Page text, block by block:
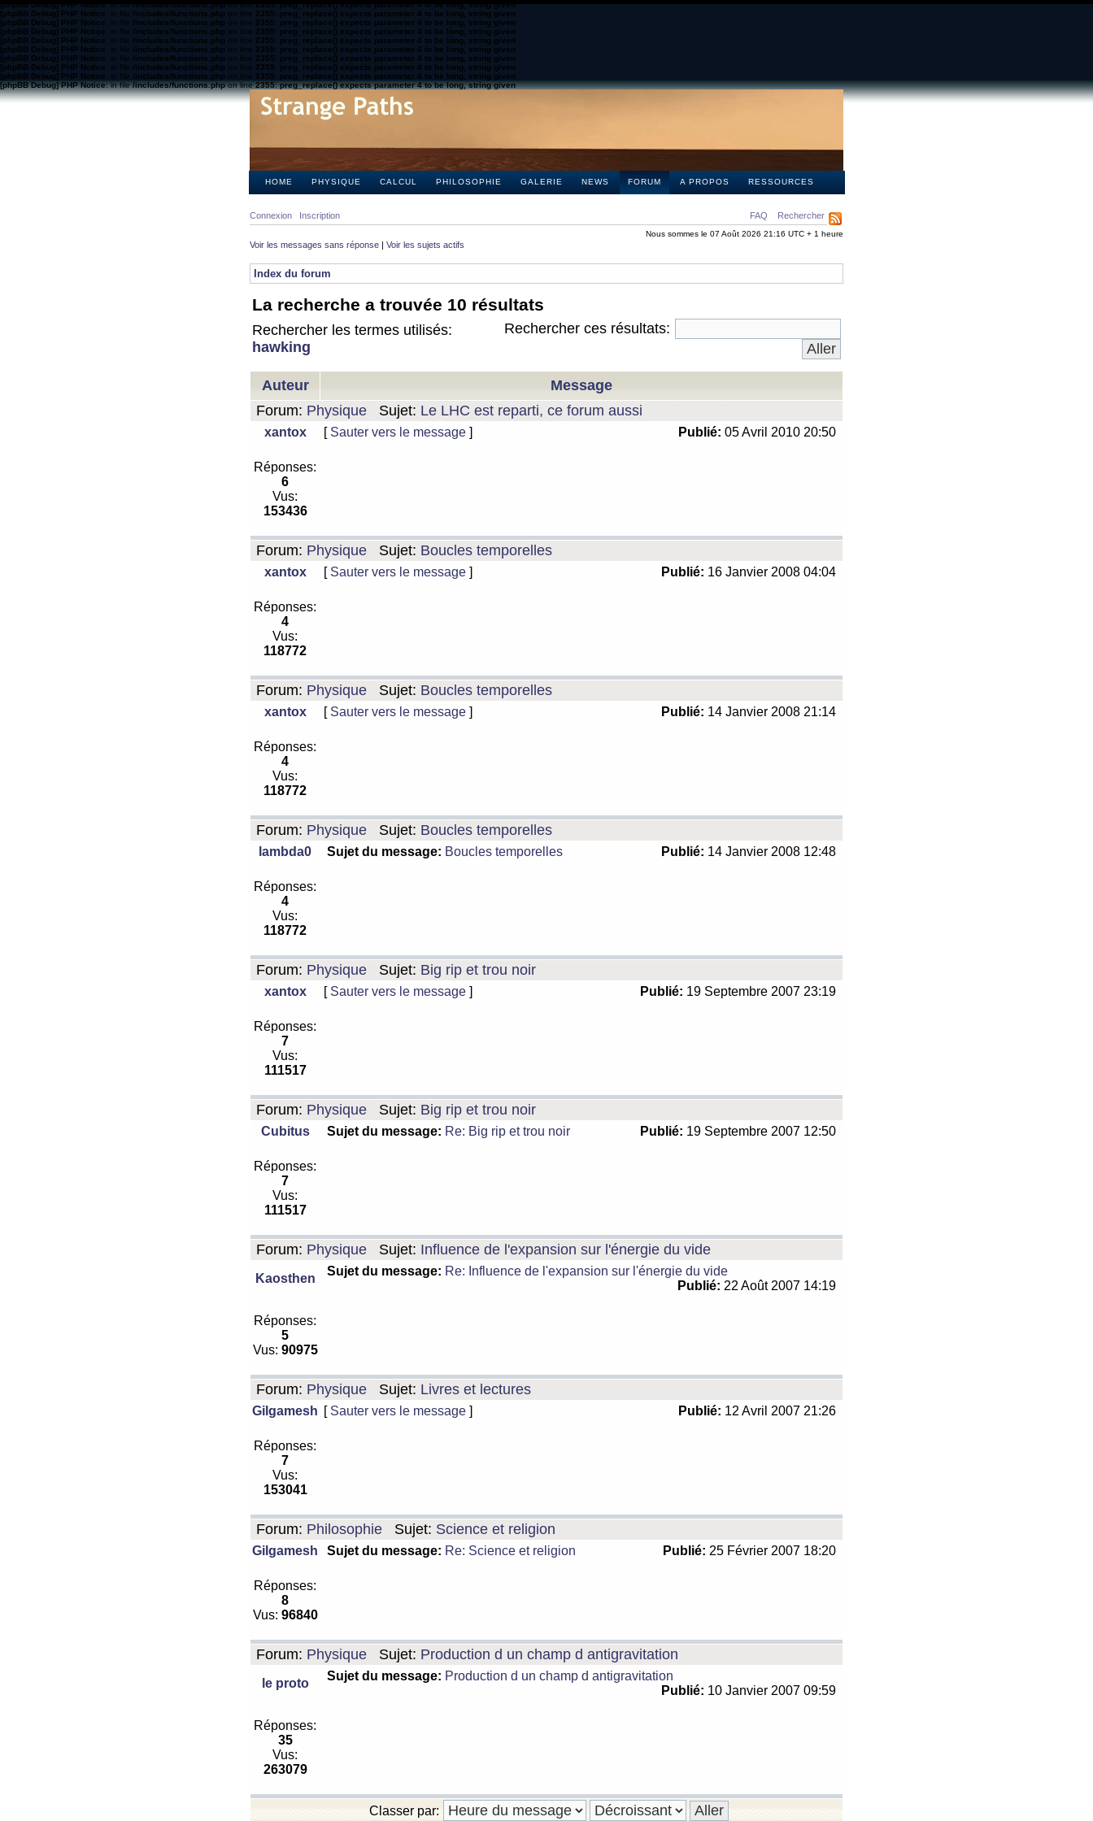
[phpBB Debug] PHP Notice: in file/includes/functions.phpon line2355:preg_replace() expects parameter 4 to be long, string given
[phpBB Debug] PHP Notice: in file /includes/functions.php on line 2355: preg_replace() expects parameter 4 to be long, string given
[phpBB Debug] PHP Notice: in file /includes/functions.php on line 2355: preg_replace() expects parameter 4 to be long, string given
[phpBB Debug] PHP Notice: in file /includes/functions.php on line 2355: preg_replace() expects parameter 4 to be long, string given
[phpBB Debug] PHP Notice: in file /includes/functions.php on line 2355: preg_replace() expects parameter 4 to be long, string given
[phpBB Debug] PHP Notice: in file /includes/functions.php on line 2355: preg_replace() expects parameter 4 to be long, string given
[phpBB Debug] PHP Notice: in file /includes/functions.php on line 2355: preg_replace() expects parameter 4 to be long, string given
[phpBB Debug] PHP Notice: in file /includes/functions.php on line 2355: preg_replace() expects parameter 4 to be long, string given
[phpBB Debug] PHP Notice: in file /includes/functions.php on line 2355: preg_replace() expects parameter 4 to be long, string given
[phpBB Debug] PHP Notice: in file/includes/functions.phpon line2355:preg_replace() expects parameter 4 to be long, string given
HOME PHYSIQUE CALCUL PHILOSOPHIE GALERIE NEWS FORUM A PROPOS RESSOURCES
FAQ Rechercher
Connexion Inscription
Nous sommes le 07 Août 2026 21:16 UTC + 1 heure
Voir les messages sans réponse | Voir les sujets actifs
Index du forum
La recherche a trouvée 10 résultats
Rechercher les termes utilisés:
hawking
Rechercher ces résultats:
Auteur
Message
Forum: Physique Sujet: Le LHC est reparti, ce forum aussi
xantox [ Sauter vers le message ] Publié: 05 Avril 2010 20:50
Réponses:
6
Vus:
153436
Forum: Physique Sujet: Boucles temporelles
xantox [ Sauter vers le message ] Publié: 16 Janvier 2008 04:04
Réponses:
4
Vus:
118772
Forum: Physique Sujet: Boucles temporelles
xantox [ Sauter vers le message ] Publié: 14 Janvier 2008 21:14
Réponses:
4
Vus:
118772
Forum: Physique Sujet: Boucles temporelles
lambda0 Sujet du message: Boucles temporelles Publié: 14 Janvier 2008 12:48
Réponses:
4
Vus:
118772
Forum: Physique Sujet: Big rip et trou noir
xantox [ Sauter vers le message ] Publié: 19 Septembre 2007 23:19
Réponses:
7
Vus:
111517
Forum: Physique Sujet: Big rip et trou noir
Cubitus Sujet du message: Re: Big rip et trou noir Publié: 19 Septembre 2007 12:50
Réponses:
7
Vus:
111517
Forum: Physique Sujet: Influence de l'expansion sur l'énergie du vide
Kaosthen
Sujet du message: Re: Influence de l'expansion sur l'énergie du vide
Publié: 22 Août 2007 14:19
Réponses:
5
Vus: 90975
Forum: Physique Sujet: Livres et lectures
Gilgamesh [ Sauter vers le message ] Publié: 12 Avril 2007 21:26
Réponses:
7
Vus:
153041
Forum: Philosophie Sujet: Science et religion
Gilgamesh Sujet du message: Re: Science et religion Publié: 25 Février 2007 18:20
Réponses:
8
Vus: 96840
Forum: Physique Sujet: Production d un champ d antigravitation
le proto
Sujet du message: Production d un champ d antigravitation
Publié: 10 Janvier 2007 09:59
Réponses:
35
Vus:
263079
Classer par: